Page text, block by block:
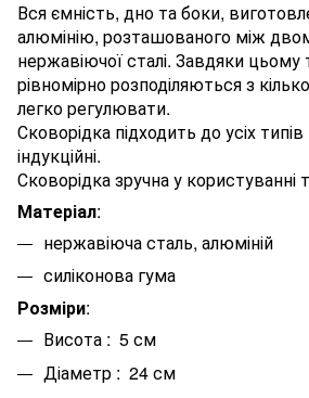
Вся ємність, дно та боки,
алюмінію, розташованого між
нержавіючої сталі. Завдяки цьому
рівномірно розподіляються з
легко регулювати.
Сковорідка підходить до усіх
індукційні.
Сковорідка зручна у користуванні
Матеріал:
нержавіюча сталь, алюміній
силіконова гума
Розміри:
Висота : 5 см
Діаметр : 24 см